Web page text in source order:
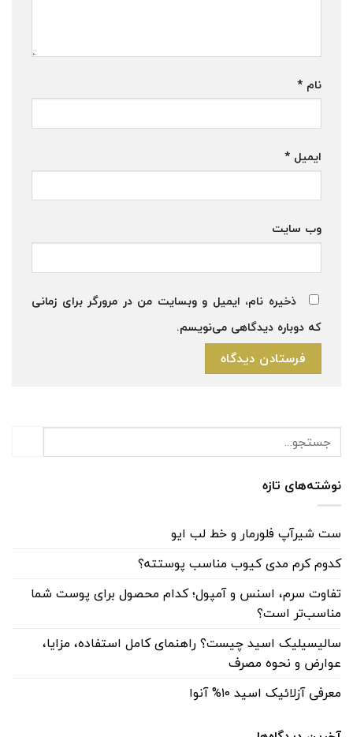
نام *
ایمیل *
وب‌ سایت
ذخیره نام، ایمیل و وبسایت من در مرورگر برای زمانی
که دوباره دیدگاهی می‌نویسم.
نوشته‌های تازه
ست شیرآپ فلورمار و خط لب ایو
کدوم کرم مدی کیوب مناسب پوستته؟
تفاوت سرم، اسنس و آمپول؛ کدام محصول برای پوست شما
مناسب‌تر است؟
سالیسیلیک اسید چیست؟ راهنمای کامل استفاده، مزایا،
عوارض و نحوه مصرف
معرفی آزلائیک اسید ۱۰% آنوا